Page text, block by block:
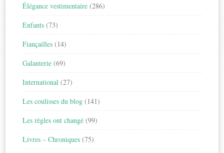
Élégance vestimentaire (286)
Enfants (73)
Fiançailles (14)
Galanterie (69)
International (27)
Les coulisses du blog (141)
Les règles ont changé (99)
Livres – Chroniques (75)